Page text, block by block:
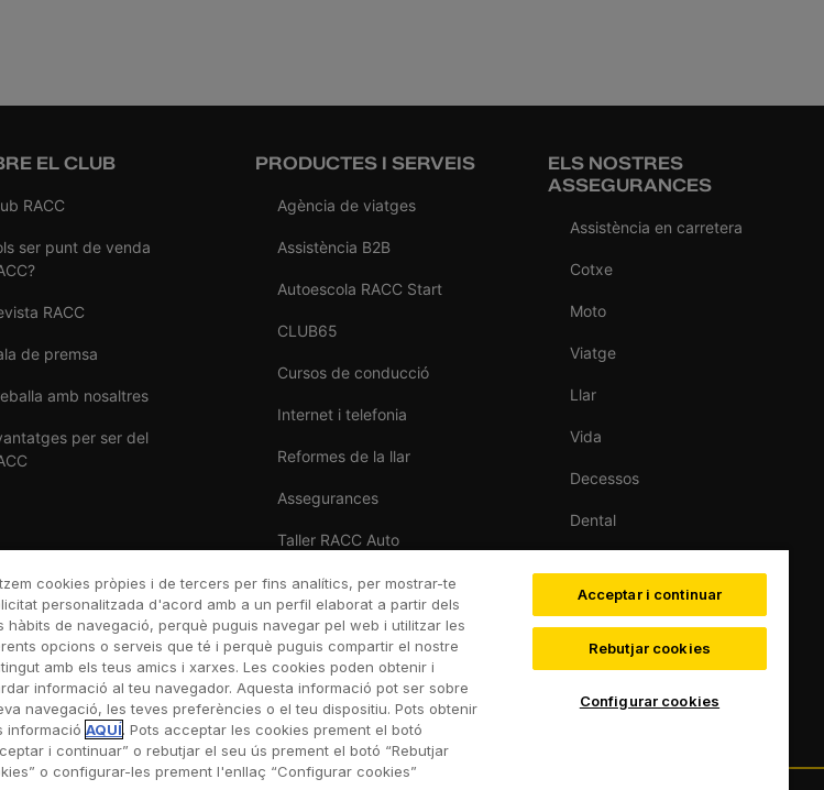
EL CLUB
RACC
ser punt de venda
RACC
de premsa
amb nosaltres
per ser del
PRODUCTES I SERVEIS
Agència de viatges
Assistència B2B
Autoescola RACC Start
CLUB65
Cursos de conducció
Internet i telefonia
Reformes de la llar
Assegurances
Taller RACC Auto
Venda de cotxes
ELS NOSTRES
ASSEGURANCES
Assistència en carretera
Cotxe
Moto
Viatge
Llar
Vida
Decessos
Dental
Esquí
cookies pròpies i de tercers per fins analítics, per mostrar-te
personalitzada d'acord amb a un perfil elaborat a partir dels
hàbits de navegació, perquè puguis navegar pel web i utilitzar les
opcions o serveis que té i perquè puguis compartir el nostre
amb els teus amics i xarxes. Les cookies poden obtenir i
informació al teu navegador. Aquesta informació pot ser sobre
navegació, les teves preferències o el teu dispositiu. Pots obtenir
informació AQUÍ. Pots acceptar les cookies prement el botó
i continuar” o rebutjar el seu ús prement el botó “Rebutjar
o configurar-les prement l'enllaç “Configurar cookies”
Acceptar i continuar
Rebutjar cookies
Configurar cookies